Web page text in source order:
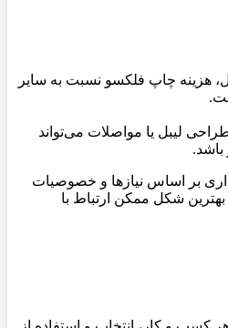
هزینه چاپ فلکسو نسبت به سایر
طراحی لیبل یا مواصلات می‌تواند
باشد.
بر اساس نیازها و خصوصیات
شکل ممکن ارتباط با